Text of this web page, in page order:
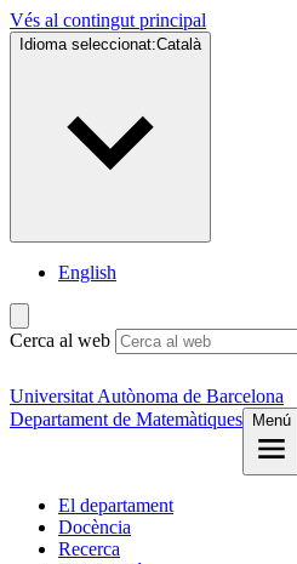
Vés al contingut principal
Idioma seleccionat:Català
English
Cerca al web
Universitat Autònoma de Barcelona
Departament de Matemàtiques
Menú
El departament
Docència
Recerca